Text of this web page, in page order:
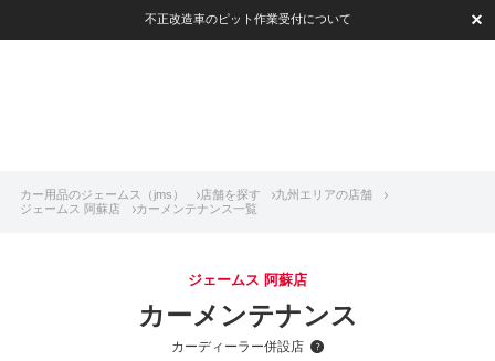
不正改造車のピット作業受付について
カー用品のジェームス（jms） 店舗を探す
九州エリアの店舗
ジェームス 阿蘇店
カーメンテナンス一覧
ジェームス 阿蘇店
カーメンテナンス
カーディーラー併設店